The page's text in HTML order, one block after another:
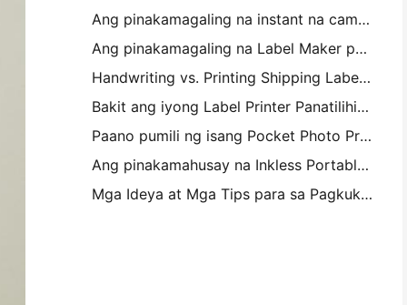
Ang pinakamagaling na instant na camera para sa mga magsimula na ayaw magbasura ng papel
Ang pinakamagaling na Label Maker para sa Pagpapakita at Scrapbooking: Magdagdag ng Karagdagang Color sa bawat Pahina
Handwriting vs. Printing Shipping Labels: Tips for Small Businesses noong 2026
Bakit ang iyong Label Printer Panatilihin ang Jamming?
Paano pumili ng isang Pocket Photo Printer: Isang kumpletong pahayag para sa Pagmamamahayag, Travel, at iPhone Users
Ang pinakamahusay na Inkless Portable Printer para sa Travel, School, at Mobile Work: Hanin MT620 Pro Review
Mga Ideya at Mga Tips para sa Pagkukumpisal ng Kambahay at Dorm